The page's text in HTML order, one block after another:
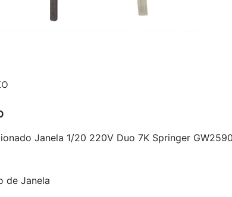
Janela 1/20 220V Duo 7K Springer
de Janela